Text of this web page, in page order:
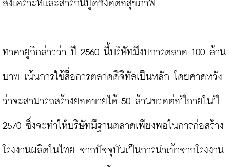
สังเคราะห์และสารกันบูดซึ่งดีต่อสุขภาพ
ทาคายูกิกล่าวว่า ปี 2560 นี้บริษัทมีงบการตลาด 100 ล้าน
บาท เน้นการใช้สื่อการตลาดดิจิทัลเป็นหลัก โดยคาดหวัง
ว่าจะสามารถสร้างยอดขายได้ 50 ล้านขวดต่อปีภายในปี
2570 ซึ่งจะทำให้บริษัทมีฐานตลาดเพียงพอในการก่อสร้าง
โรงงานผลิตในไทย จากปัจจุบันเป็นการนำเข้าจากโรงงาน